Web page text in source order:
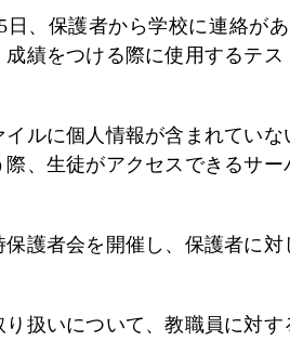
日、保護者から学校に連絡が
成績をつける際に使用するテ
イルに個人情報が含まれてい
、生徒がアクセスできるサ
保護者会を開催し、保護者に
り扱いについて、教職員に対